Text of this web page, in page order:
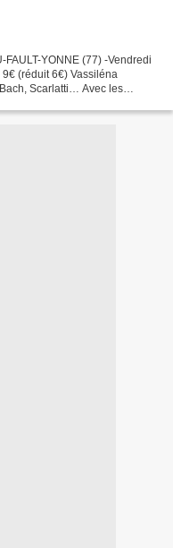
FAULT-YONNE (77) -Vendredi
(réduit 6€) Vassiléna
Scarlatti… Avec les